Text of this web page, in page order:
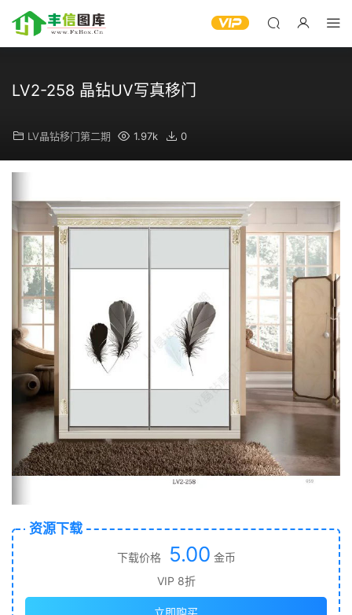
LV2-258 晶钻UV写真移门
LV晶钻移门第二期 1.97k 0
资源下载
下载价格 5.00 金币
VIP 8折